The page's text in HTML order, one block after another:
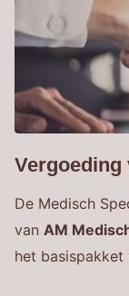
Vergoeding
De Medisch
van AM
het